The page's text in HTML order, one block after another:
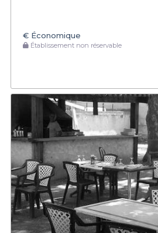
€ Économique
Établissement non réservable